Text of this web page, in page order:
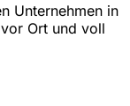
Unternehmen in
Ort und voll